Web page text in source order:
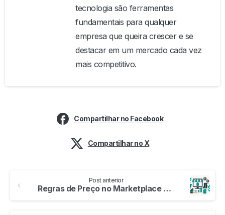
tecnologia são ferramentas
fundamentais para qualquer
empresa que queira crescer e se
destacar em um mercado cada vez
mais competitivo.
Compartilhar no Facebook
Compartilhar no X
Post anterior
Regras de Preço no Marketplace Soul: Controle e Padronização